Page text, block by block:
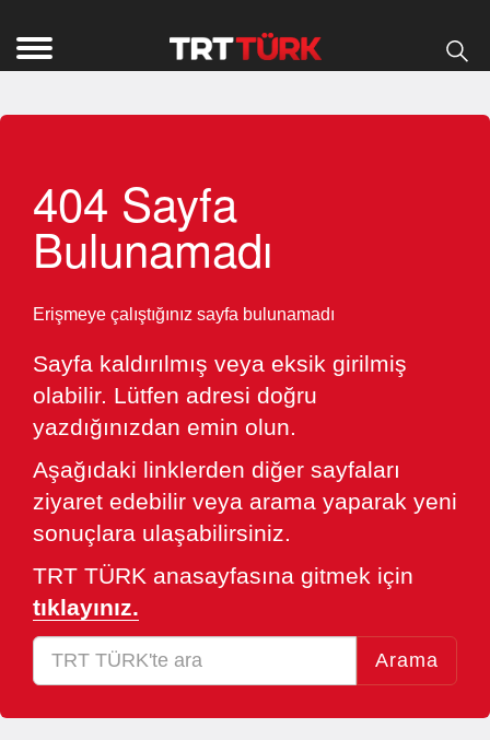
404 Sayfa
Bulunamadı
Erişmeye çalıştığınız sayfa bulunamadı
Sayfa kaldırılmış veya eksik girilmiş
olabilir. Lütfen adresi doğru
yazdığınızdan emin olun.
Aşağıdaki linklerden diğer sayfaları
ziyaret edebilir veya arama yaparak yeni
sonuçlara ulaşabilirsiniz.
TRT TÜRK anasayfasına gitmek için
tıklayınız.
Arama